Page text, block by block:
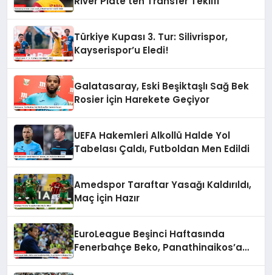
Türkiye Kupası 3. Tur: Silivrispor,
Kayserispor’u Eledi!
Galatasaray, Eski Beşiktaşlı Sağ Bek
Rosier İçin Harekete Geçiyor
UEFA Hakemleri Alkollü Halde Yol
Tabelası Çaldı, Futboldan Men Edildi
Amedspor Taraftar Yasağı Kaldırıldı,
Maç İçin Hazır
EuroLeague Beşinci Haftasında
Fenerbahçe Beko, Panathinaikos’a